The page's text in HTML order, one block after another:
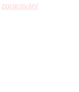
zpracování